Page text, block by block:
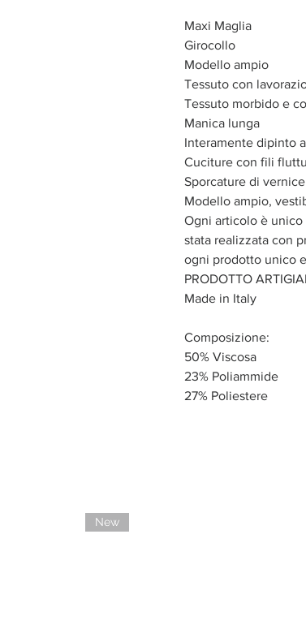
Maxi Maglia
Girocollo
Modello ampio
Tessuto con
Tessuto morbido e
Manica lunga
Interamente dipinto
Cuciture con fili
Sporcature di vernice
Modello ampio,
Ogni articolo è
stata realizzata con
ogni prodotto unico
PRODOTTO
Made in Italy
Composizione:
50% Viscosa
23% Poliammide
27% Poliestere
New